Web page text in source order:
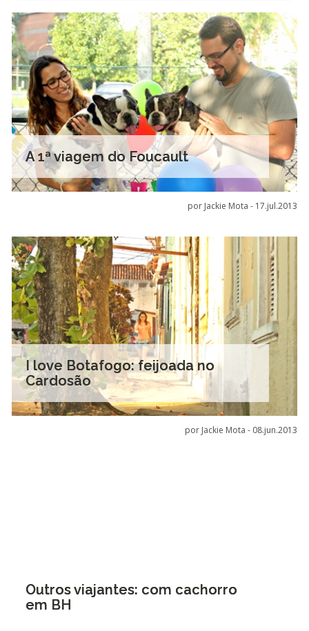
A 1ª viagem do Foucault
por Jackie Mota - 17.jul.2013
I love Botafogo: feijoada no
Cardosão
por Jackie Mota - 08.jun.2013
Outros viajantes: com cachorro
em BH